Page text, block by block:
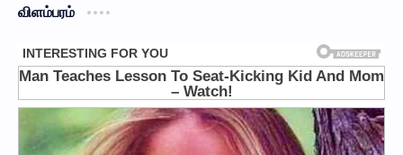
விளம்பரம்